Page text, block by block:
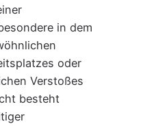
in dem
oder
Verstoßes
besteht